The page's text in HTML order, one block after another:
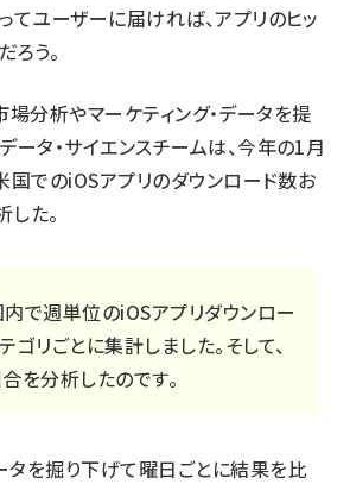
てユーザーに届ければ、アプリのヒッ
ろう。
分析やマーケティング・データを提
ータ・サイエンスチームは、今年の1月
国でのiOSアプリのダウンロード数お
た。
で週単位のiOSアプリダウンロー
ゴリごとに集計しました。そして、
を分析したのです。
タを掘り下げて曜日ごとに結果を比